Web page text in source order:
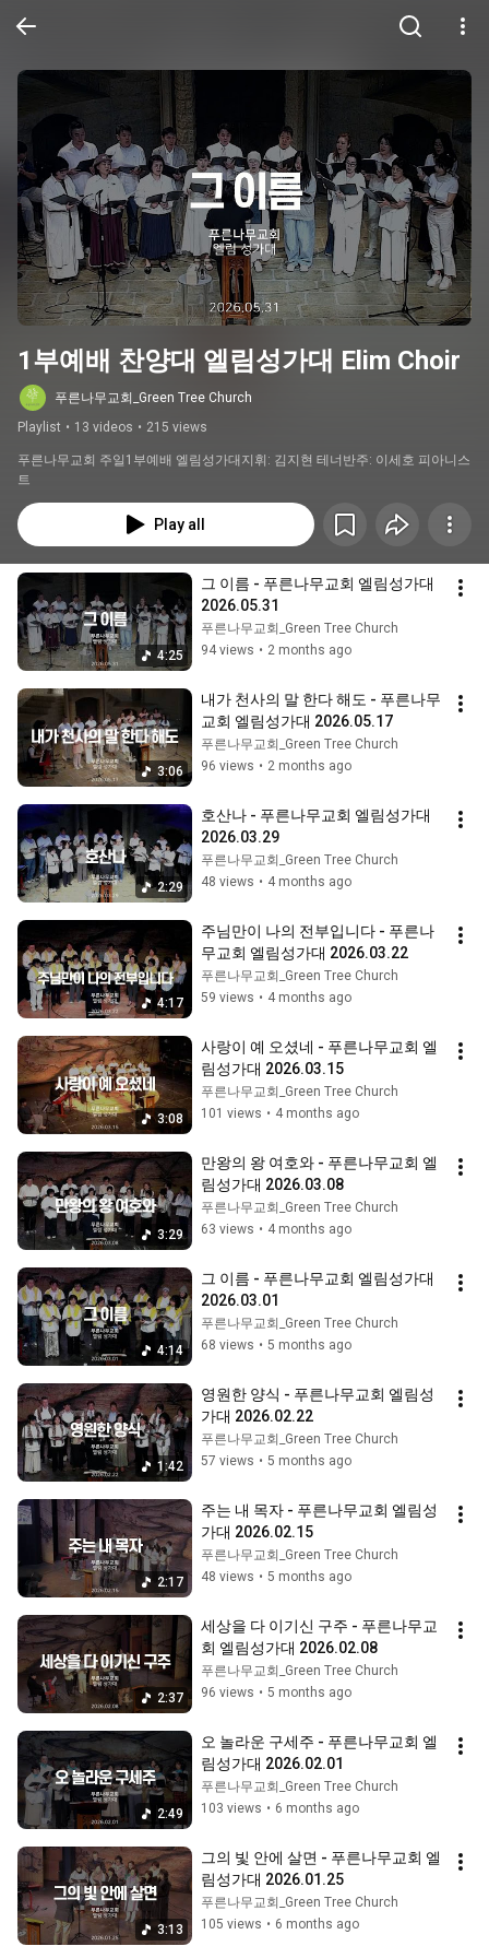
1부예배 찬양대 엘림성가대 Elim Choir
푸른나무교회_Green Tree Church
Playlist • 13 videos • 215 views
푸른나무교회 주일1부예배 엘림성가대지휘: 김지현 테너반주: 이세호 피아니스
트
Play all
4:25
그 이름 - 푸른나무교회 엘림성가대
2026.05.31
푸른나무교회_Green Tree Church
94 views • 2 months ago
3:06
내가 천사의 말 한다 해도 - 푸른나무
교회 엘림성가대 2026.05.17
푸른나무교회_Green Tree Church
96 views • 2 months ago
2:29
호산나 - 푸른나무교회 엘림성가대
2026.03.29
푸른나무교회_Green Tree Church
48 views • 4 months ago
4:17
주님만이 나의 전부입니다 - 푸른나
무교회 엘림성가대 2026.03.22
푸른나무교회_Green Tree Church
59 views • 4 months ago
3:08
사랑이 예 오셨네 - 푸른나무교회 엘
림성가대 2026.03.15
푸른나무교회_Green Tree Church
101 views • 4 months ago
3:29
만왕의 왕 여호와 - 푸른나무교회 엘
림성가대 2026.03.08
푸른나무교회_Green Tree Church
63 views • 4 months ago
4:14
그 이름 - 푸른나무교회 엘림성가대
2026.03.01
푸른나무교회_Green Tree Church
68 views • 5 months ago
1:42
영원한 양식 - 푸른나무교회 엘림성
가대 2026.02.22
푸른나무교회_Green Tree Church
57 views • 5 months ago
2:17
주는 내 목자 - 푸른나무교회 엘림성
가대 2026.02.15
푸른나무교회_Green Tree Church
48 views • 5 months ago
2:37
세상을 다 이기신 구주 - 푸른나무교
회 엘림성가대 2026.02.08
푸른나무교회_Green Tree Church
96 views • 5 months ago
2:49
오 놀라운 구세주 - 푸른나무교회 엘
림성가대 2026.02.01
푸른나무교회_Green Tree Church
103 views • 6 months ago
3:13
그의 빛 안에 살면 - 푸른나무교회 엘
림성가대 2026.01.25
푸른나무교회_Green Tree Church
105 views • 6 months ago